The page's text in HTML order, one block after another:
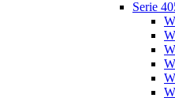
Serie